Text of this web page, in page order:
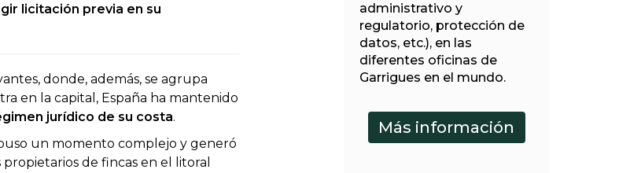
licitación previa en su
donde, además, se agrupa
en la capital, España ha mantenido
jurídico de su costa.
un momento complejo y generó
de fincas en el litoral
administrativo y
regulatorio, protección de
datos, etc.), en las
diferentes oficinas de
Garrigues en el mundo.